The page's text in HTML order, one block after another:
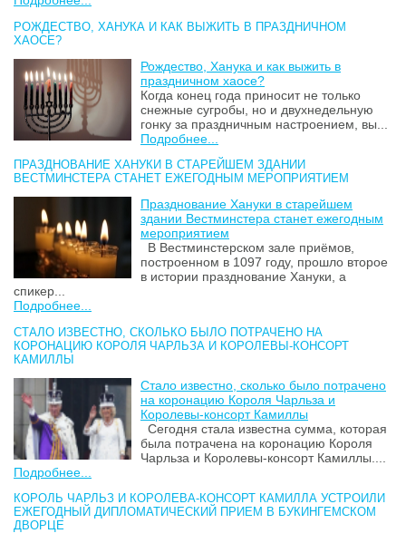
РОЖДЕСТВО, ХАНУКА И КАК ВЫЖИТЬ В ПРАЗДНИЧНОМ
ХАОСЕ?
Рождество, Ханука и как выжить в
праздничном хаосе?
Когда конец года приносит не только
снежные сугробы, но и двухнедельную
гонку за праздничным настроением, вы...
Подробнее...
ПРАЗДНОВАНИЕ ХАНУКИ В СТАРЕЙШЕМ ЗДАНИИ
ВЕСТМИНСТЕРА СТАНЕТ ЕЖЕГОДНЫМ МЕРОПРИЯТИЕМ
Празднование Хануки в старейшем
здании Вестминстера станет ежегодным
мероприятием
В Вестминстерском зале приёмов,
построенном в 1097 году, прошло второе
в истории празднование Хануки, а
спикер...
Подробнее...
СТАЛО ИЗВЕСТНО, СКОЛЬКО БЫЛО ПОТРАЧЕНО НА
КОРОНАЦИЮ КОРОЛЯ ЧАРЛЬЗА И КОРОЛЕВЫ-КОНСОРТ
КАМИЛЛЫ
Стало известно, сколько было потрачено
на коронацию Короля Чарльза и
Королевы-консорт Камиллы
Сегодня стала известна сумма, которая
была потрачена на коронацию Короля
Чарльза и Королевы-консорт Камиллы....
Подробнее...
КОРОЛЬ ЧАРЛЬЗ И КОРОЛЕВА-КОНСОРТ КАМИЛЛА УСТРОИЛИ
ЕЖЕГОДНЫЙ ДИПЛОМАТИЧЕСКИЙ ПРИЕМ В БУКИНГЕМСКОМ
ДВОРЦЕ